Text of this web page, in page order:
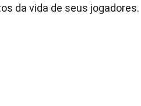
da vida de seus jogadores.